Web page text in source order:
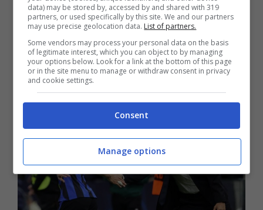
per motivi diversi, entrambi, non restererebbero
che mostri sacri irraggiungibili come Mbappé o
un’ipotetica cessione immediata di Barella, non
si riuscirebbe a trovare un campione avente un
pedigreee simile al bosniaco o al belga.
data) may be stored by, accessed by and shared with 319
partners, or used specifically by this site. We and our partners
may use precise geolocation data. List of partners.
Some vendors may process your personal data on the basis
of legitimate interest, which you can object to by managing
your options below. Look for a link at the bottom of this page
or in the site menu to manage or withdraw consent in privacy
and cookie settings.
Consent
Manage options